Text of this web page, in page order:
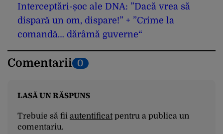
Interceptări-șoc ale DNA: ”Dacă vrea să
dispară un om, dispare!” + ”Crime la
comandă… dărâmă guverne“
Comentarii 0
LASĂ UN RĂSPUNS
Trebuie să fii autentificatpentru a publica un
comentariu.